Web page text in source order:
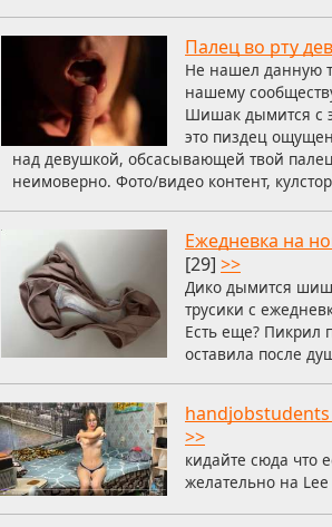
Палец во рту
Не нашел данную
нашему
Шишак дымится с
это пиздец
над девушкой, обсасывающей твой
неимоверно. Фото/видео контент,
Ежедневка на
[29] >>
Дико дымится
трусики с
Есть еще? Пикрил
оставила после
>>
кидайте сюда что
желательно на Lee